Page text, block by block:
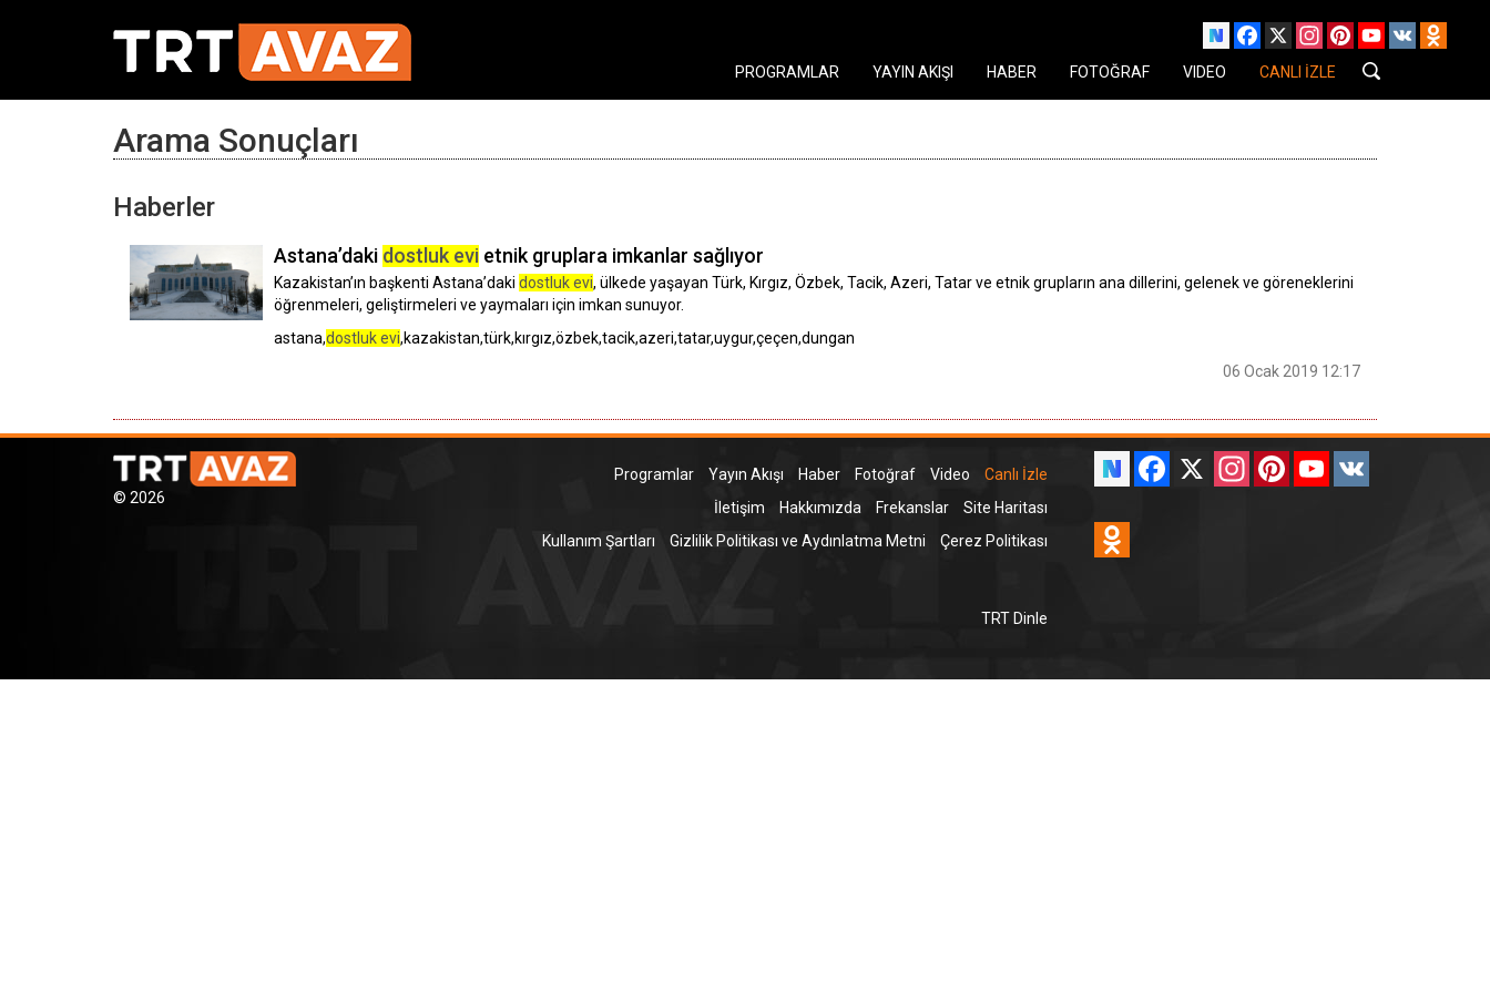
Facebook
X Instagram
PinterestYouTube
VK
PROGRAMLAR YAYIN AKIŞI HABER FOTOĞRAF VIDEO CANLI İZLE
Arama Sonuçları
Haberler
Astana’daki dostluk evi etnik gruplara imkanlar sağlıyor
Kazakistan’ın başkenti Astana’daki dostluk evi, ülkede yaşayan Türk, Kırgız, Özbek, Tacik, Azeri, Tatar ve etnik grupların ana dillerini, gelenek ve göreneklerini
öğrenmeleri, geliştirmeleri ve yaymaları için imkan sunuyor.
astana,dostluk evi,kazakistan,türk,kırgız,özbek,tacik,azeri,tatar,uygur,çeçen,dungan
06 Ocak 2019 12:17
© 2026
Programlar Yayın Akışı Haber Fotoğraf Video
Canlı İzle
İletişim
Hakkımızda Frekanslar
Site Haritası
Kullanım Şartları
Gizlilik Politikası ve Aydınlatma Metni Çerez Politikası
Facebook
X InstagramPinterestYouTube
TRT Dinle